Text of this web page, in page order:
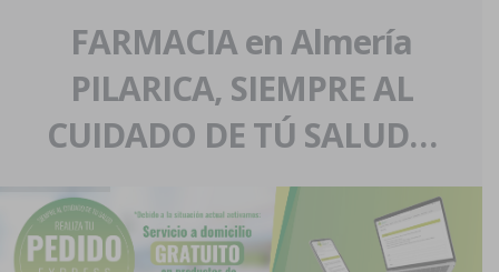
La farmacia
Nuestra historia
Nuestro equipo
Eventos
Servicios y reservas
Pedidos express
Blog
FARMACIA en Almería
PILARICA, SIEMPRE AL
CUIDADO DE TÚ SALUD…